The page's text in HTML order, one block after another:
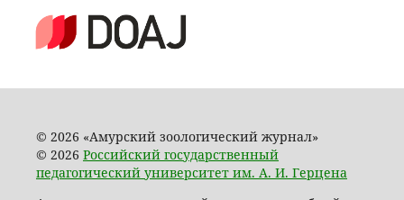
© 2026 «Амурский зоологический журнал»
© 2026 Российский государственный
педагогический университет им. А. И. Герцена